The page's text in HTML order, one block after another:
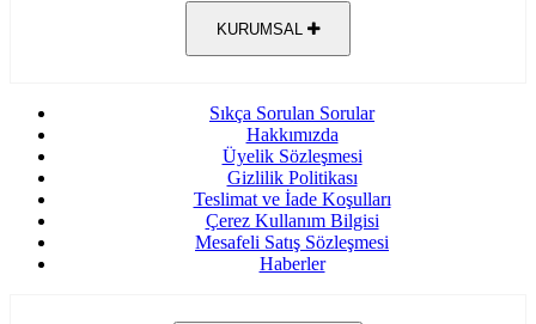
KURUMSAL
Sıkça Sorulan Sorular
Hakkımızda
Üyelik Sözleşmesi
Gizlilik Politikası
Teslimat ve İade Koşulları
Çerez Kullanım Bilgisi
Mesafeli Satış Sözleşmesi
Haberler